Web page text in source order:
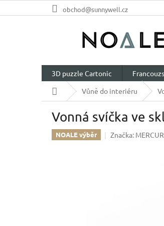
na
obchod@sunnywell.cz
3D puzzle Cartonic
Domů Vůně do interiéru
Vonná svíčka ve
NOALE výběr Značka: